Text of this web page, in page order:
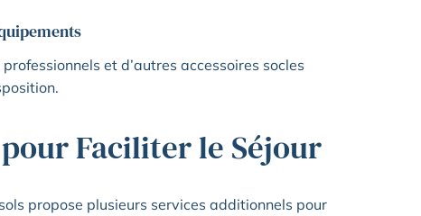
et d’autres accessoires socles
Faciliter le Séjour
propose plusieurs services additionnels pour